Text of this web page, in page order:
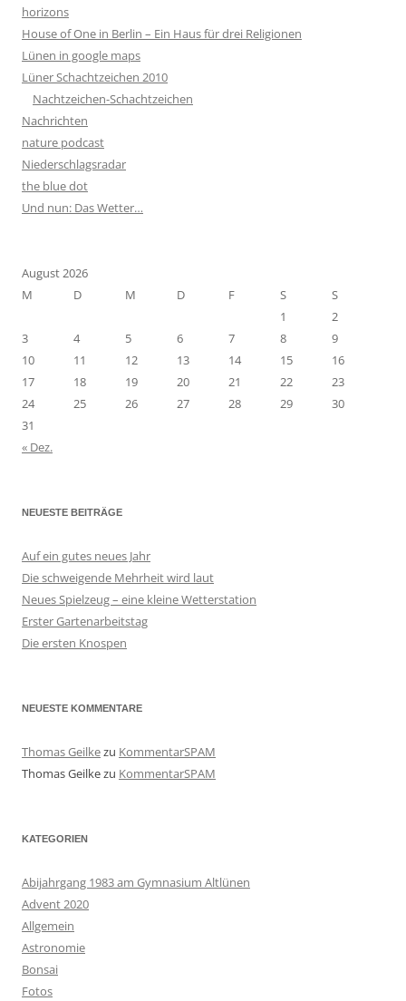
horizons
House of One in Berlin – Ein Haus für drei Religionen
Lünen in google maps
Lüner Schachtzeichen 2010
Nachtzeichen-Schachtzeichen
Nachrichten
nature podcast
Niederschlagsradar
the blue dot
Und nun: Das Wetter…
August 2026
M
D M D F S
S
1
2
3
4 5 6 7 8
9
10
11 12 13 14 15
16
17
18 19 20 21 22
23
24
25 26 27 28 29
30
31
« Dez.
NEUESTE BEITRÄGE
Auf ein gutes neues Jahr
Die schweigende Mehrheit wird laut
Neues Spielzeug – eine kleine Wetterstation
Erster Gartenarbeitstag
Die ersten Knospen
NEUESTE KOMMENTARE
Thomas Geilkezu KommentarSPAM
Thomas Geilkezu KommentarSPAM
KATEGORIEN
Abijahrgang 1983 am Gymnasium Altlünen
Advent 2020
Allgemein
Astronomie
Bonsai
Fotos